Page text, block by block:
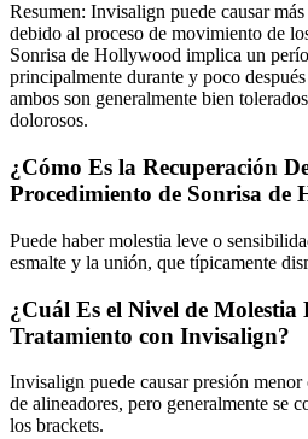
Resumen: Invisalign puede causar
debido al proceso de movimiento de
Sonrisa de Hollywood implica un
principalmente durante y poco
ambos son generalmente bien
dolorosos.
¿Cómo Es la Recuperación
Procedimiento de Sonrisa de
Puede haber molestia leve o
esmalte y la unión, que típicamente
¿Cuál Es el Nivel de Molestia
Tratamiento con Invisalign?
Invisalign puede causar presión
de alineadores, pero generalmente se
los brackets.